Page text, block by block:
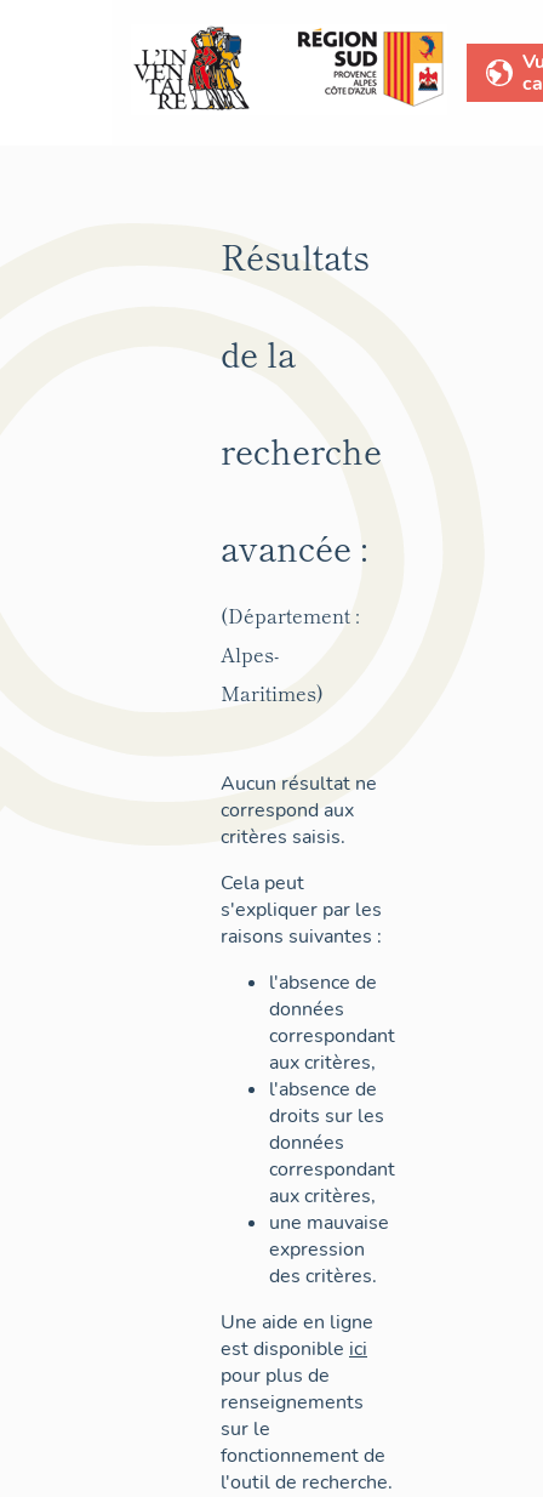
Résultats
de la
recherche
avancée :
(Département :
Alpes-
Maritimes)
Aucun résultat ne
correspond aux
critères saisis.
Cela peut
s'expliquer par les
raisons suivantes :
l'absence de
données
correspondant
aux critères,
l'absence de
droits sur les
données
correspondant
aux critères,
une mauvaise
expression
des critères.
Une aide en ligne
est disponible ici
pour plus de
renseignements
sur le
fonctionnement de
l'outil de recherche.